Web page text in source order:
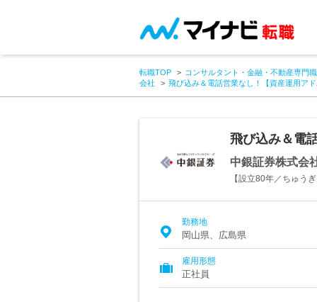
転職TOP
コンサルタント・金融・不動産専門
会社
飛び込み＆電話営業なし！【資産運用ア
飛び込み＆電
中銀証券株式会
【設立80年／ちゅう
勤務地
岡山県、広島県
雇用形態
正社員